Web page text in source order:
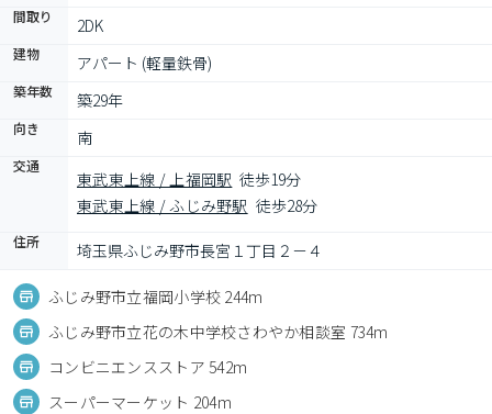
間取り 2DK
建物 アパート (軽量鉄骨)
築年数 築29年
向き 南
交通
東武東上線 / 上福岡駅 徒歩19分
東武東上線 / ふじみ野駅 徒歩28分
住所 埼玉県ふじみ野市長宮１丁目２－４
ふじみ野市立福岡小学校 244m
ふじみ野市立花の木中学校さわやか相談室 734m
コンビニエンスストア 542m
スーパーマーケット 204m